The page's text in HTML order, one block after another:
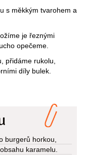
s měkkým tvarohem a
je řeznými
opečeme.
přidáme rukolu,
díly bulek.
burgerů horkou,
karamelu.